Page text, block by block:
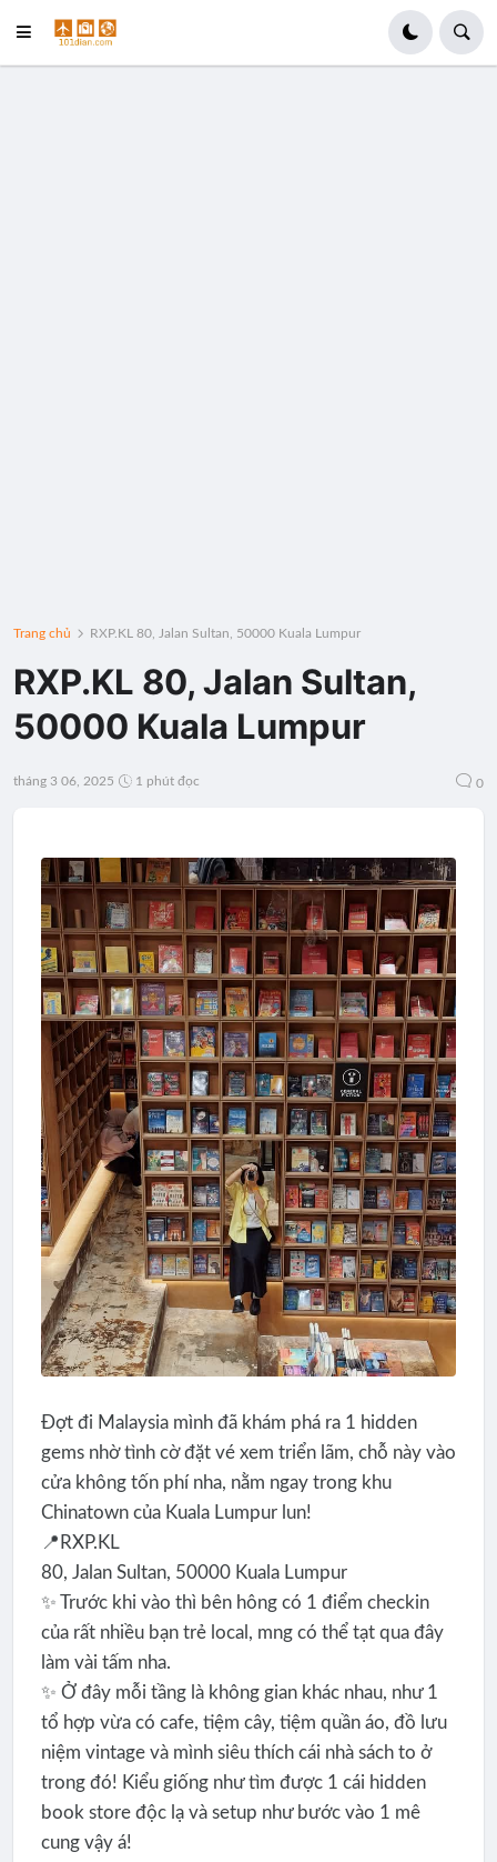
Trang chủ RXP.KL 80, Jalan Sultan, 50000 Kuala Lumpur
RXP.KL 80, Jalan Sultan,
50000 Kuala Lumpur
tháng 3 06, 2025 1 phút đọc 0
Đợt đi Malaysia mình đã khám phá ra 1 hidden
gems nhờ tình cờ đặt vé xem triển lãm, chỗ này vào
cửa không tốn phí nha, nằm ngay trong khu
Chinatown của Kuala Lumpur lun!
📍RXP.KL
80, Jalan Sultan, 50000 Kuala Lumpur
✨ Trước khi vào thì bên hông có 1 điểm checkin
của rất nhiều bạn trẻ local, mng có thể tạt qua đây
làm vài tấm nha.
✨ Ở đây mỗi tầng là không gian khác nhau, như 1
tổ hợp vừa có cafe, tiệm cây, tiệm quần áo, đồ lưu
niệm vintage và mình siêu thích cái nhà sách to ở
trong đó! Kiểu giống như tìm được 1 cái hidden
book store độc lạ và setup như bước vào 1 mê
cung vậy á!